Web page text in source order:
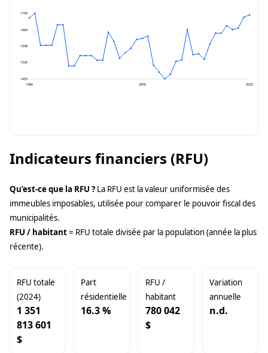
1740
1669
1598
1526
1455
1986
2006 2025
Indicateurs financiers (RFU)
Qu’est-ce que la RFU ? La RFU est la valeur uniformisée des
immeubles imposables, utilisée pour comparer le pouvoir fiscal des
municipalités.
RFU / habitant= RFU totale divisée par la population (année la plus
récente).
RFU totale
(2024)
1 351
813 601
$
Part
résidentielle
16.3 %
RFU /
habitant
780 042
$
Variation
annuelle
n.d.